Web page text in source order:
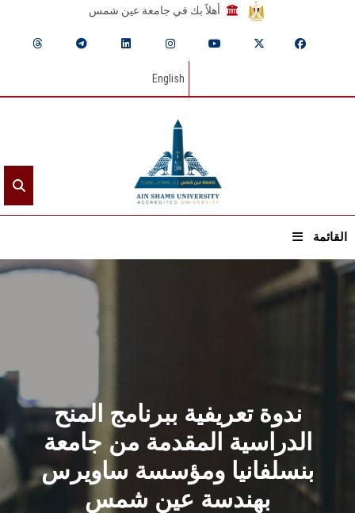
أهلاً بك في جامعة عين شمس
English
القائمة
القطاعـات
الشئون الأكاديمية
البحث العلمي
الرعاية الصحية
ندوة تعريفية ببرنامج المنح
الدراسية المقدمة من جامعة
بنسلفانيا ومؤسسة ساويرس
بهندسة عين شمس